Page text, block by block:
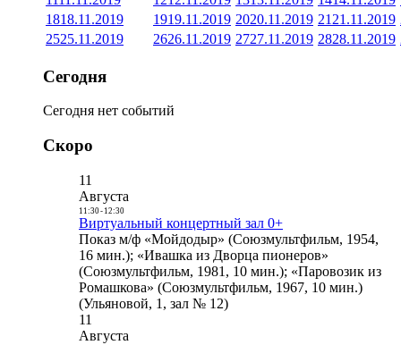
1818.11.2019 1919.11.2019 2020.11.2019 21 21.11.2019
2525.11.2019 2626.11.2019 2727.11.2019 2828.11.2019
Сегодня
Сегодня нет событий
Скоро
11
Августа
11:30- 12:30
Виртуальный концертный зал 0+
Показ м/ф «Мойдодыр» (Союзмультфильм, 1954,
16 мин.); «Ивашка из Дворца пионеров»
(Союзмультфильм, 1981, 10 мин.); «Паровозик из
Ромашкова» (Союзмультфильм, 1967, 10 мин.)
(Ульяновой, 1, зал № 12)
11
Августа